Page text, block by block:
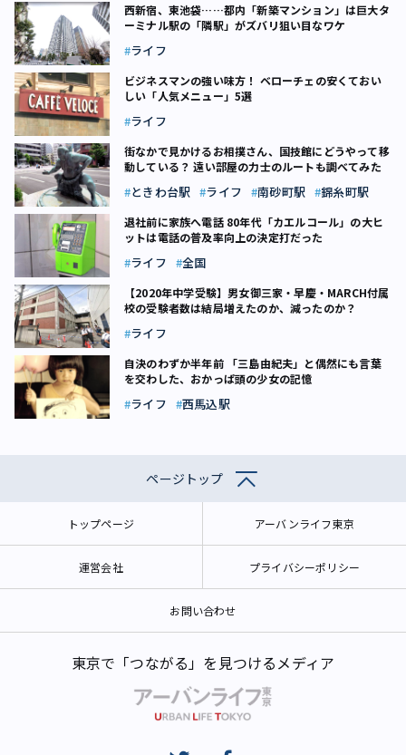
西新宿、東池袋……都内「新築マンション」は巨大タ
ーミナル駅の「隣駅」がズバリ狙い目なワケ
ライフ
ビジネスマンの強い味方！ ベローチェの安くておい
しい「人気メニュー」5選
ライフ
街なかで見かけるお相撲さん、国技館にどうやって移
動している？ 遠い部屋の力士のルートも調べてみた
ときわ台駅 ライフ 南砂町駅 錦糸町駅
退社前に家族へ電話 80年代「カエルコール」の大ヒ
ットは電話の普及率向上の決定打だった
ライフ 全国
【2020年中学受験】男女御三家・早慶・MARCH付属
校の受験者数は結局増えたのか、減ったのか？
ライフ
自決のわずか半年前 「三島由紀夫」と偶然にも言葉
を交わした、おかっぱ頭の少女の記憶
ライフ 西馬込駅
ページトップ
トップページ アーバンライフ東京
運営会社 プライバシーポリシー
お問い合わせ
東京で「つながる」を見つけるメディア